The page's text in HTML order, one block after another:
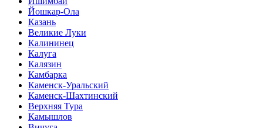
Йошкар-Ола
Казань
Великие Луки
Калининец
Калуга
Калязин
Камбарка
Каменск-Уральский
Каменск-Шахтинский
Верхняя Тура
Камышлов